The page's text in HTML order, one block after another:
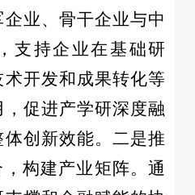
业、骨干企业与中
支持企业在基础研
开发和成果转化等
促进产学研深度融
创新效能。二是推
构建产业矩阵。通